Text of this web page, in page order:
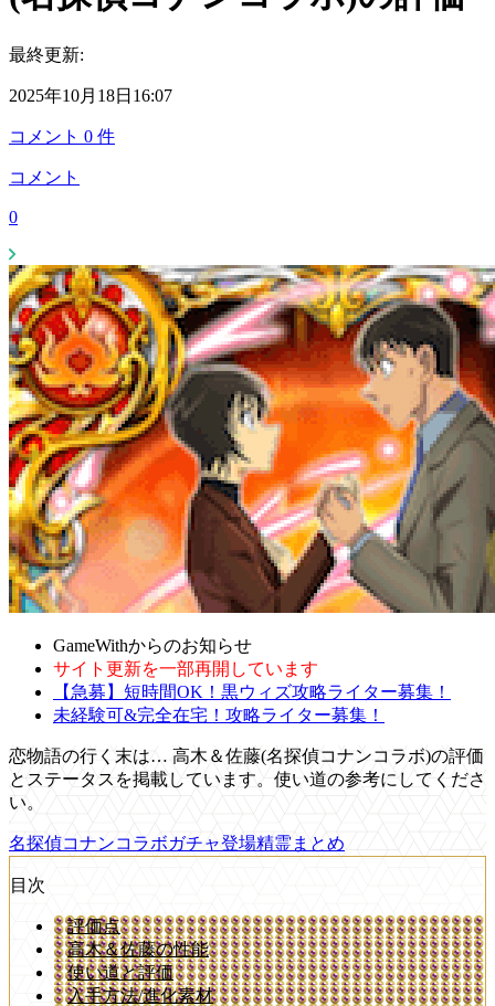
最終更新:
2025年10月18日16:07
コメント 0 件
コメント
0
GameWithからのお知らせ
サイト更新を一部再開しています
【急募】短時間OK！黒ウィズ攻略ライター募集！
未経験可&完全在宅！攻略ライター募集！
恋物語の行く末は… 高木＆佐藤(名探偵コナンコラボ)の評価
とステータスを掲載しています。使い道の参考にしてくださ
い。
名探偵コナンコラボガチャ登場精霊まとめ
目次
評価点
高木＆佐藤の性能
使い道と評価
入手方法/進化素材